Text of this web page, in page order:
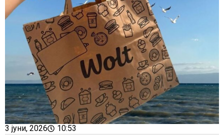
3 јуни, 2026
10:53